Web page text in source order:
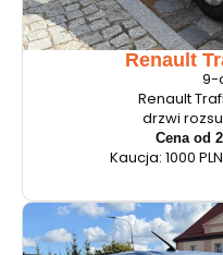
Renault
9-
Renault
drzwi
Cena od
Kaucja: 1000